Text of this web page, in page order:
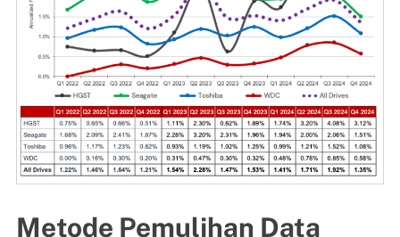
Metode Pemulihan Data